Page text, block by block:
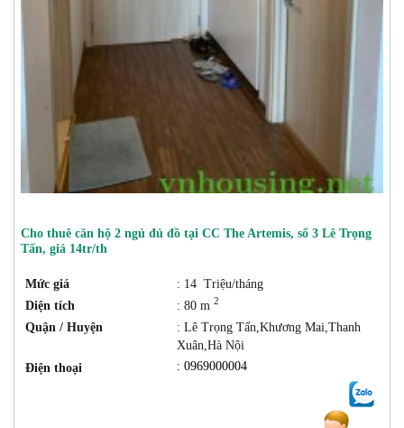
Cho thuê căn hộ 2 ngủ đủ đồ tại CC The Artemis, số 3 Lê Trọng
Tấn, giá 14tr/th
Mức giá
: 14 Triệu/tháng
Diện tích
: 80 m 2
Quận / Huyện
: Lê Trọng Tấn,Khương Mai,Thanh
Xuân,Hà Nội
Điện thoại
: 0969000004